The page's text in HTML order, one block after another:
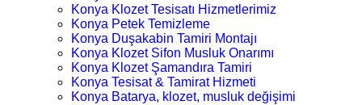
Konya Klozet Tesisatı Hizmetlerimiz
Konya Petek Temizleme
Konya Duşakabin Tamiri Montajı
Konya Klozet Sifon Musluk Onarımı
Konya Klozet Şamandıra Tamiri
Konya Tesisat & Tamirat Hizmeti
Konya Batarya, klozet, musluk değişimi